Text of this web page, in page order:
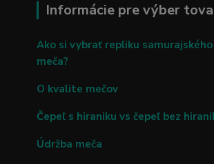
Informácie pre výber
Ako si vybrať repliku samurajského
meča?
O kvalite mečov
Čepeľ s hiraniku vs čepeľ bez
Údržba meča